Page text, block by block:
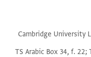
Cambridge University
TS Arabic Box 34, f.